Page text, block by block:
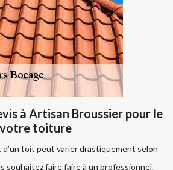
à Artisan Broussier pour le
votre toiture
toit peut varier drastiquement selon
souhaitez faire faire à un professionnel.